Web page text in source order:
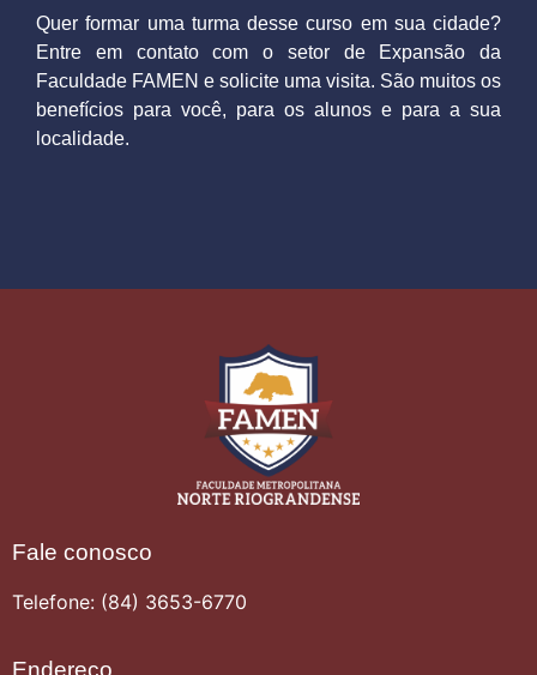
Quer formar uma turma desse curso em sua cidade?
Entre em contato com o setor de Expansão da
Faculdade FAMEN e solicite uma visita. São muitos os
benefícios para você, para os alunos e para a sua
localidade.
Fale conosco
Telefone: (84) 3653-6770
Endereço